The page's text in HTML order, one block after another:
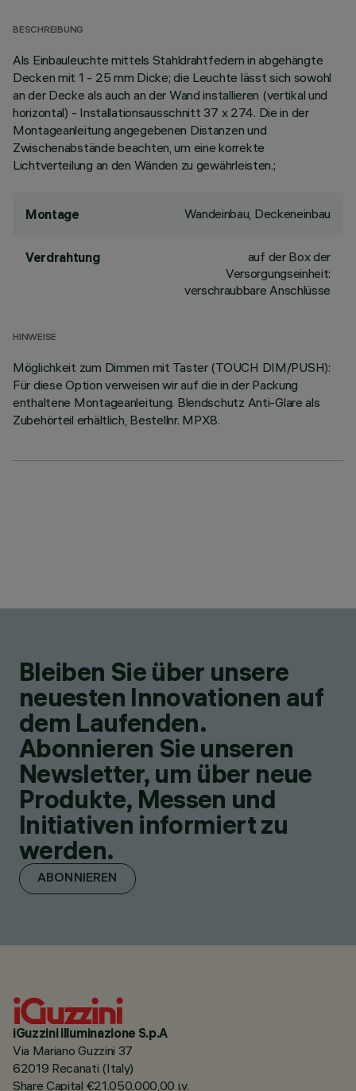
BESCHREIBUNG
Als Einbauleuchte mittels Stahldrahtfedern in abgehängte
Decken mit 1 - 25 mm Dicke; die Leuchte lässt sich sowohl
an der Decke als auch an der Wand installieren (vertikal und
horizontal) - Installationsausschnitt 37 x 274. Die in der
Montageanleitung angegebenen Distanzen und
Zwischenabstände beachten, um eine korrekte
Lichtverteilung an den Wänden zu gewährleisten.;
Montage Wandeinbau, Deckeneinbau
Verdrahtung
auf der Box der
Versorgungseinheit:
verschraubbare Anschlüsse
HINWEISE
Möglichkeit zum Dimmen mit Taster (TOUCH DIM/PUSH):
Für diese Option verweisen wir auf die in der Packung
enthaltene Montageanleitung. Blendschutz Anti-Glare als
Zubehörteil erhältlich, Bestellnr. MPX8.
Bleiben Sie über unsere
neuesten Innovationen auf
dem Laufenden.
Abonnieren Sie unseren
Newsletter, um über neue
Produkte, Messen und
Initiativen informiert zu
werden.
ABONNIEREN
iGuzzini illuminazione S.p.A
Via Mariano Guzzini 37
62019 Recanati (Italy)
Share Capital €21.050.000,00 i.v.